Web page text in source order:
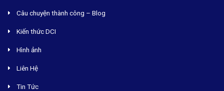
Câu chuyện thành công – Blog
Kiến thức DCI
Hình ảnh
Liên Hệ
Tin Tức